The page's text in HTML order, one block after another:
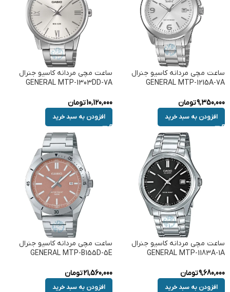
ساعت مچی مردانه کاسیو جنرال
GENERAL MTP-1215A-7A
9,350,000تومان
افزودن به سبد خرید
ساعت مچی مردانه کاسیو جنرال
GENERAL MTP-1303DD-7A
10,120,000تومان
افزودن به سبد خرید
ساعت مچی مردانه کاسیو جنرال
GENERAL MTP-1183A-1A
9,680,000تومان
افزودن به سبد خرید
ساعت مچی مردانه کاسیو جنرال
GENERAL MTP-B155D-5E
21,560,000تومان
افزودن به سبد خرید